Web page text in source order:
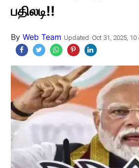
பதிலடி!!
By Web Team Updated: Oct 31, 2025,